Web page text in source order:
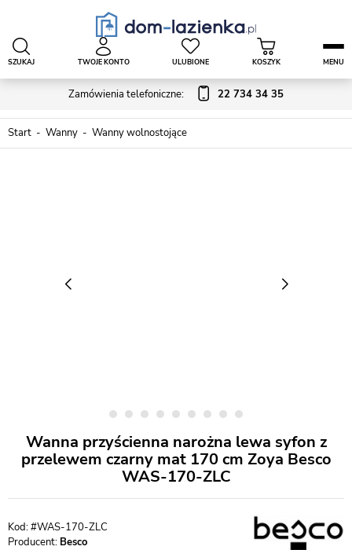
Zamówienia telefoniczne: 22 734 34 35
SZUKAJ TWOJE KONTO ULUBIONE KOSZYK MENU
Start Wanny Wanny wolnostojące
Wanna przyścienna narożna lewa syfon z
przelewem czarny mat 170 cm Zoya Besco
WAS-170-ZLC
#WAS-170-ZLC
Producent: Besco